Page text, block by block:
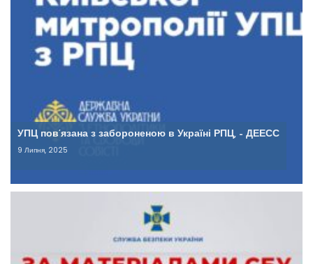
УПЦ пов’язана з забороненою в Україні РПЦ, – ДЕЕСС
9 Липня, 2025